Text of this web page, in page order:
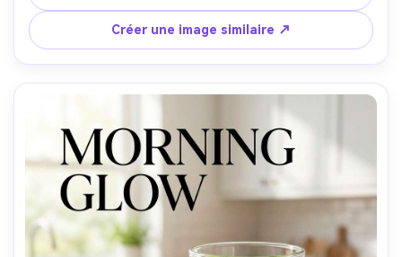
A7R V, 85mm f/1.4, bokeh prononcé, composition
excentrée selon la règle des tiers, reflets réalistes et
texture du verre, haute résolution, mise au point nette --
ar 4:5
Créer une image similaire ↗